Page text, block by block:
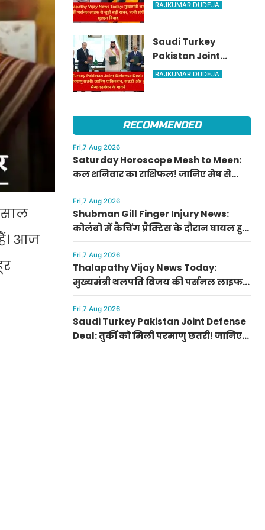
आज
संगीता संग सुलझा
विवाद
RAJKUMAR DUDEJA
Saudi Turkey
Pakistan Joint
Defense Deal: तुर्की
गठबंधन के मायने
RAJKUMAR DUDEJA
RECOMMENDED
Fri,7 Aug 2026
Saturday Horoscope Mesh to Meen:
कल शनिवार का राशिफल! जानिए मेष से
मीन राशि वालों के लिए कैसा रहेगा दिन, किसे
मिलेगा आर्थिक लाभ
Fri,7 Aug 2026
Shubman Gill Finger Injury News:
कोलंबो में कैचिंग प्रैक्टिस के दौरान घायल हुए
शुभमन गिल, जानिए गॉल टेस्ट में खेलेंगे या
नहीं
Fri,7 Aug 2026
Thalapathy Vijay News Today:
मुख्यमंत्री थलपति विजय की पर्सनल लाइफ
से जुड़ी बड़ी खबर, पत्नी संगीता संग सुलझा
विवाद
Fri,7 Aug 2026
Saudi Turkey Pakistan Joint Defense
Deal: तुर्की को मिली परमाणु छतरी! जानिए